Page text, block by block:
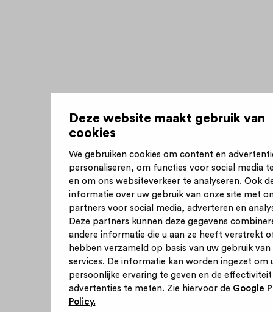
Deze website maakt gebruik van
cookies
We gebruiken cookies om content en
personaliseren, om functies voor social media
en om ons websiteverkeer te analyseren. Ook
informatie over uw gebruik van onze site met
partners voor social media, adverteren en
Deze partners kunnen deze gegevens
andere informatie die u aan ze heeft verstrekt
hebben verzameld op basis van uw gebruik van
services. De informatie kan worden ingezet om
persoonlijke ervaring te geven en de effectiviteit
advertenties te meten. Zie hiervoor de Google
Policy.